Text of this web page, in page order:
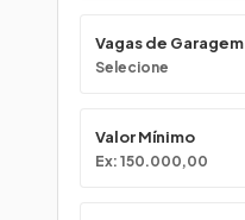
Vagas de Garagem
Selecione
Valor Mínimo
Ex: 150.000,00